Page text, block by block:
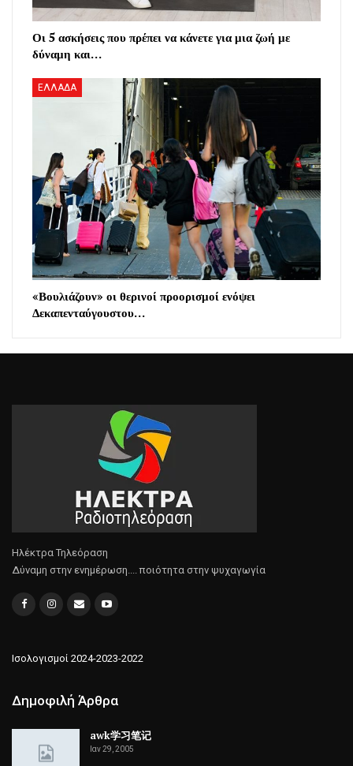
Οι 5 ασκήσεις που πρέπει να κάνετε για μια ζωή με
δύναμη και…
ΕΛΛΑΔΑ
«Βουλιάζουν» οι θερινοί προορισμοί ενόψει
Δεκαπενταύγουστου…
Ηλέκτρα Τηλεόραση
Δύναμη στην ενημέρωση.... ποιότητα στην ψυχαγωγία
Ισολογισμοί 2024-2023-2022
Δημοφιλή Άρθρα
awk学习笔记
Ιαν 29, 2005